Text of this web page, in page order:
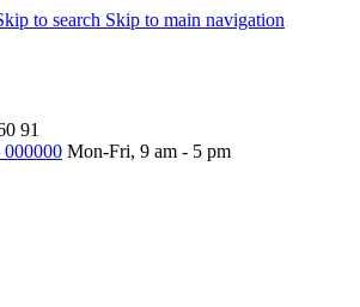
to search Skip to main navigation
91
000000 Mon-Fri, 9 am - 5 pm